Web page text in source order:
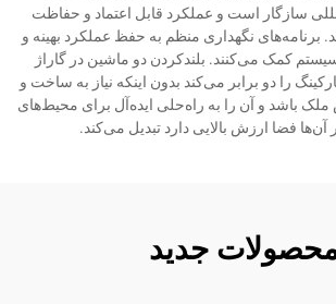
سازگار است و عملکرد قابل اعتماد و حفاظت
برنامه‌های نگهداری منظم به حفظ عملکرد بهینه و
کمک می‌کنند. بلندکردن دو ماشین در گاراژ
را دو برابر می‌کند بدون اینکه نیاز به ساخت و
باشد و آن را به راه‌حلی ایده‌آل برای محیط‌های
فضا ارزش بالایی دارد تبدیل می‌کند.
جدید